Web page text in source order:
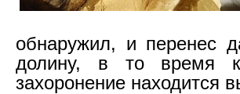
обнаружил, и перенес
долину, в то время
захоронение находится